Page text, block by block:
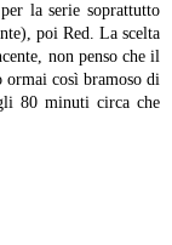
la serie soprattutto
poi Red. La scelta
non penso che il
ormai così bramoso di
80 minuti circa che